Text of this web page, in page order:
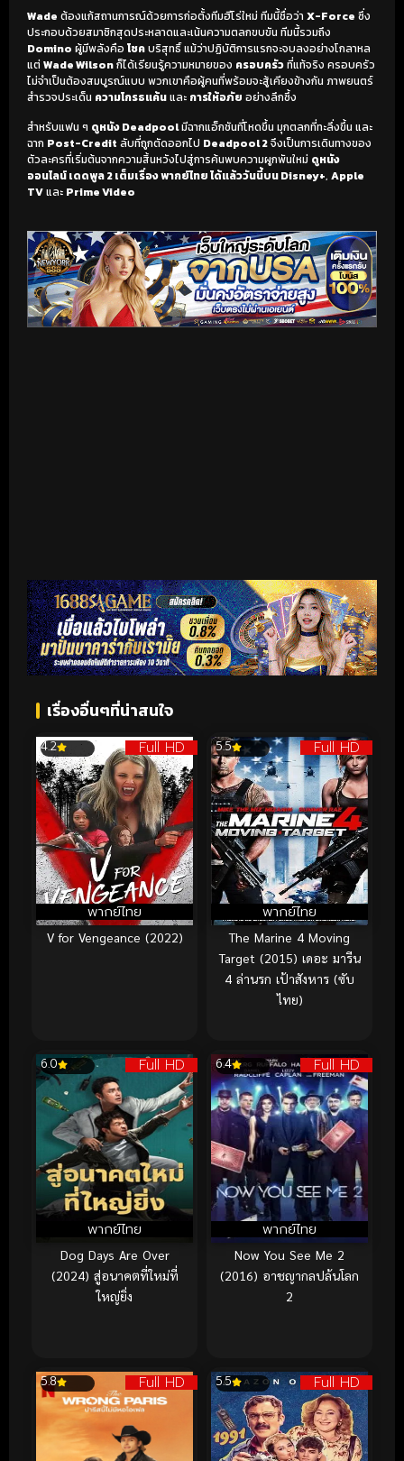
Wade ต้องแก้สถานการณ์ด้วยการก่อตั้งทีมฮีโร่ใหม่ ทีมนี้ชื่อว่า X-Force ซึ่ง
ประกอบด้วยสมาชิกสุดประหลาดและเน้นความตลกขบขัน ทีมนี้รวมถึง
Domino ผู้มีพลังคือ โชคบริสุทธิ์ แม้ว่าปฏิบัติการแรกจะจบลงอย่างโกลาหล
แต่ Wade Wilsonก็ได้เรียนรู้ความหมายของ ครอบครัวที่แท้จริง ครอบครัว
ไม่จำเป็นต้องสมบูรณ์แบบ พวกเขาคือผู้คนที่พร้อมจะสู้เคียงข้างกัน ภาพยนตร์
สำรวจประเด็น ความโกรธแค้นและ การให้อภัย อย่างลึกซึ้ง
สำหรับแฟน ๆ ดูหนัง Deadpoolมีฉากแอ็กชันที่โหดขึ้น มุกตลกที่ทะลึ่งขึ้น และ
ฉาก Post-Credit ลับที่ถูกตัดออกไป Deadpool 2จึงเป็นการเดินทางของ
ตัวละครที่เริ่มต้นจากความสิ้นหวังไปสู่การค้นพบความผูกพันใหม่ ดูหนัง
ออนไลน์ เดดพูล 2 เต็มเรื่อง พากย์ไทย ได้แล้ววันนี้บน Disney+, Apple
TVและ Prime Video
เรื่องอื่นๆที่น่าสนใจ
Full HD
พากย์ไทย
4.2
V for Vengeance (2022)
Full HD
พากย์ไทย
5.5
The Marine 4 Moving
Target (2015) เดอะ มารีน
4 ล่านรก เป้าสังหาร (ซับ
ไทย)
Full HD
พากย์ไทย
6.0
Dog Days Are Over
(2024) สู่อนาคตที่ใหม่ที่
ใหญ่ยิ่ง
Full HD
พากย์ไทย
6.4
Now You See Me 2
(2016) อาชญากลปล้นโลก
2
Full HD
5.8 Full HD
5.5